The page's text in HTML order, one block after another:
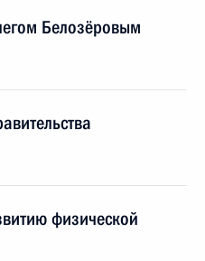
Белозёровым
физической